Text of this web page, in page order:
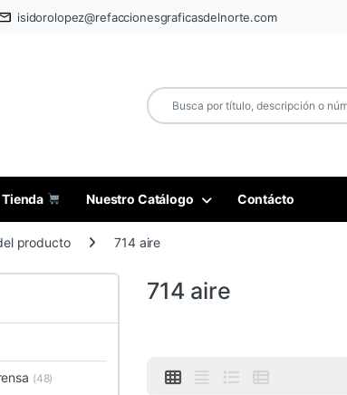
isidorolopez@refaccionesgraficasdelnorte.com
Tienda Nuestro Catálogo Contácto
producto 714 aire
714 aire
(48)